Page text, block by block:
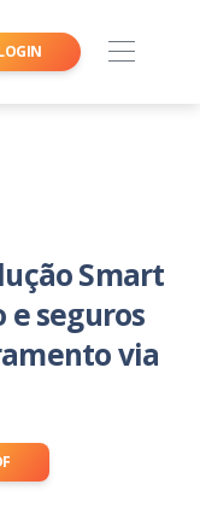
Smart
seguros
via